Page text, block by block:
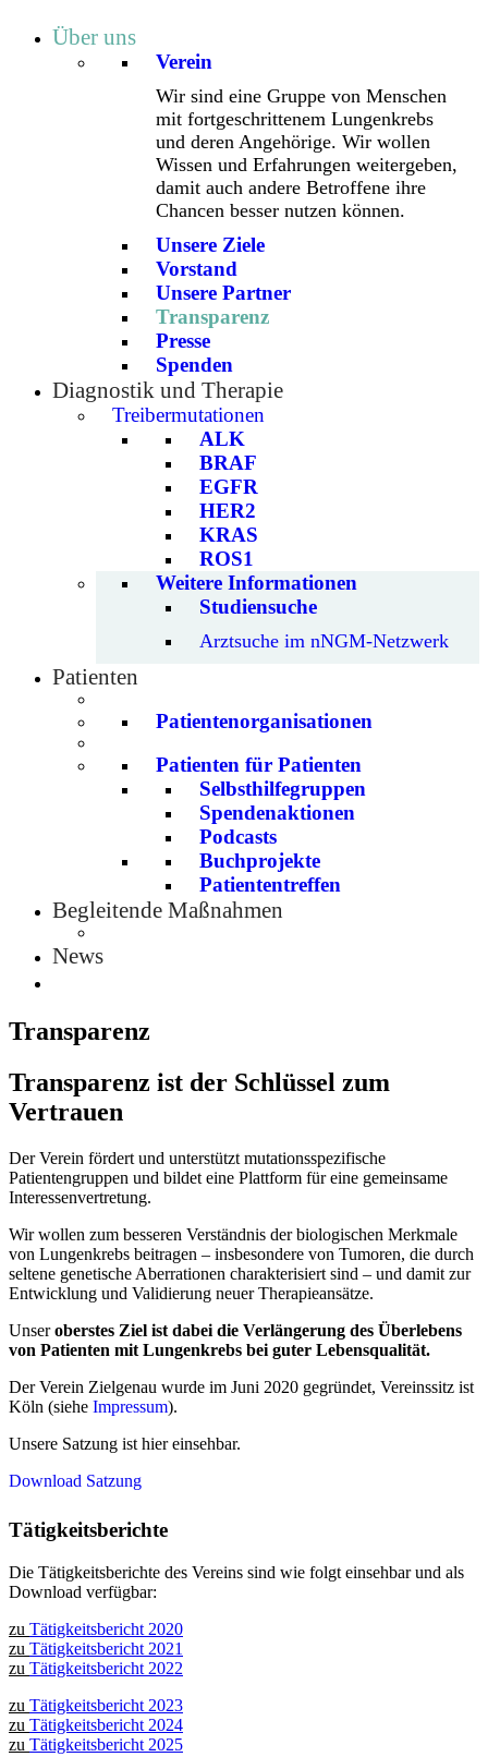
Über uns
Verein
Wir sind eine Gruppe von Menschen
mit fortgeschrittenem Lungenkrebs
und deren Angehörige. Wir wollen
Wissen und Erfahrungen weitergeben,
damit auch andere Betroffene ihre
Chancen besser nutzen können.
Unsere Ziele
Vorstand
Unsere Partner
Transparenz
Presse
Spenden
Diagnostik und Therapie
Treibermutationen
ALK
BRAF
EGFR
HER2
KRAS
ROS1
Weitere Informationen
Studiensuche
Arztsuche im nNGM-Netzwerk
Patienten
Patientenorganisationen
Patienten für Patienten
Selbsthilfegruppen
Spendenaktionen
Podcasts
Buchprojekte
Patiententreffen
Begleitende Maßnahmen
News
Transparenz
Transparenz ist der Schlüssel zum
Vertrauen
Der Verein fördert und unterstützt mutationsspezifische
Patientengruppen und bildet eine Plattform für eine gemeinsame
Interessenvertretung.
Wir wollen zum besseren Verständnis der biologischen Merkmale
von Lungenkrebs beitragen – insbesondere von Tumoren, die durch
seltene genetische Aberrationen charakterisiert sind – und damit zur
Entwicklung und Validierung neuer Therapieansätze.
Unseroberstes Ziel ist dabei die Verlängerung des Überlebens
von Patienten mit Lungenkrebs bei guter Lebensqualität.
Der Verein Zielgenau wurde im Juni 2020 gegründet, Vereinssitz ist
Köln (siehe Impressum).
Unsere Satzung ist hier einsehbar.
Download Satzung
Tätigkeitsberichte
Die Tätigkeitsberichte des Vereins sind wie folgt einsehbar und als
Download verfügbar:
zu Tätigkeitsbericht 2020
zu Tätigkeitsbericht 2021
zu Tätigkeitsbericht 2022
zu Tätigkeitsbericht 2023
zu Tätigkeitsbericht 2024
zu Tätigkeitsbericht 2025